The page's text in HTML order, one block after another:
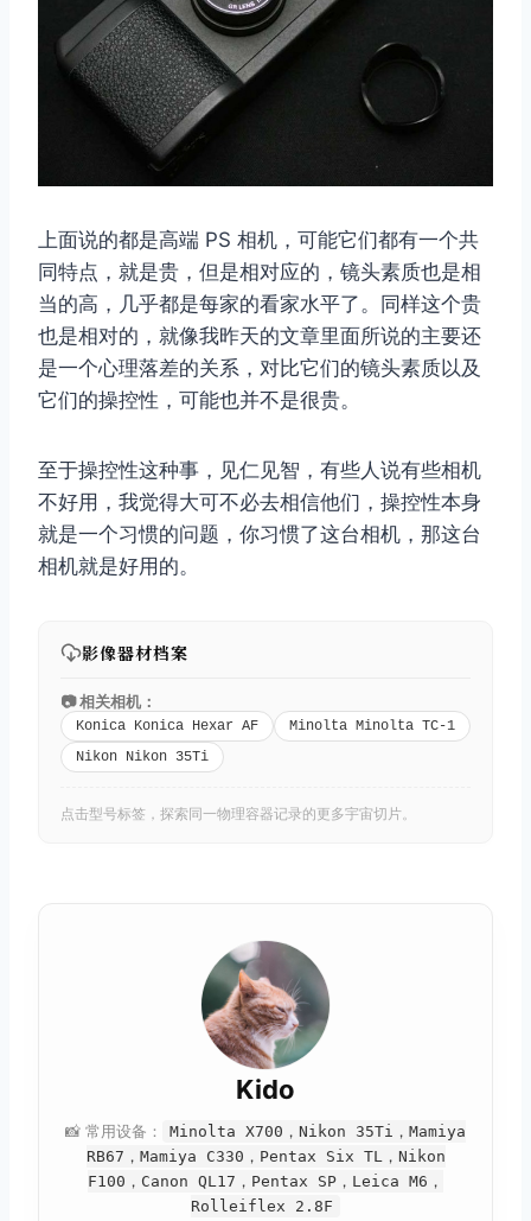
上面说的都是高端 PS 相机，可能它们都有一个共
同特点，就是贵，但是相对应的，镜头素质也是相
当的高，几乎都是每家的看家水平了。同样这个贵
也是相对的，就像我昨天的文章里面所说的主要还
是一个心理落差的关系，对比它们的镜头素质以及
它们的操控性，可能也并不是很贵。
至于操控性这种事，见仁见智，有些人说有些相机
不好用，我觉得大可不必去相信他们，操控性本身
就是一个习惯的问题，你习惯了这台相机，那这台
相机就是好用的。
影像器材档案
📷 相关相机：
Konica Konica Hexar AF
Minolta Minolta TC-1
Nikon Nikon 35Ti
点击型号标签，探索同一物理容器记录的更多宇宙切片。
Kido
📸 常用设备：
Minolta X700，Nikon 35Ti，Mamiya
RB67，Mamiya C330，Pentax Six TL，Nikon
F100，Canon QL17，Pentax SP，Leica M6，
Rolleiflex 2.8F